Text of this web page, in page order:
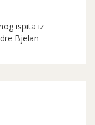
ispita iz
Bjelan